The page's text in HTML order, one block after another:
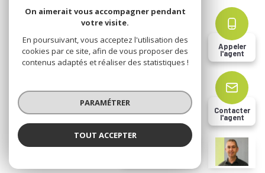
Christophe DHION
Appeler
l'agent
Contacter
l'agent
Cookies
© 2026 | Tous droits réservés
Réalisé par
On aimerait vous accompagner pendant
votre visite.
En poursuivant, vous acceptez l'utilisation des
cookies par ce site, afin de vous proposer des
contenus adaptés et réaliser des statistiques !
PARAMÉTRER
TOUT ACCEPTER